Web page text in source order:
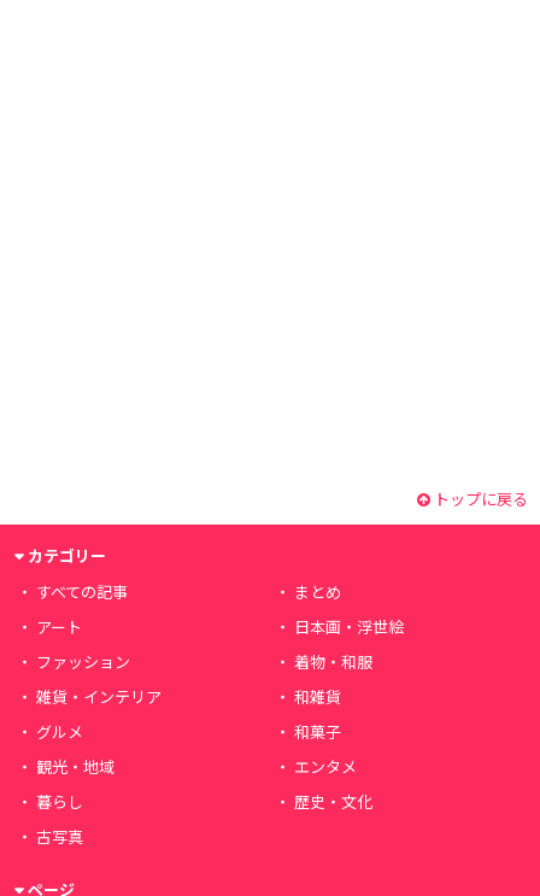
トップに戻る
カテゴリー
すべての記事
まとめ
アート
日本画・浮世絵
ファッション
着物・和服
雑貨・インテリア
和雑貨
グルメ
和菓子
観光・地域
エンタメ
暮らし
歴史・文化
古写真
ページ